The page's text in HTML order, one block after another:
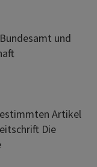
und
Artikel
Die